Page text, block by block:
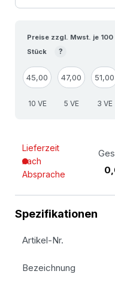
Preise zzgl. Mwst. je 100
Stück
?
45,00 47,00 51,00
10 VE 5 VE 3 VE
Lieferzeit
nach
Absprache
Spezifikationen
Artikel-Nr.
Bezeichnung